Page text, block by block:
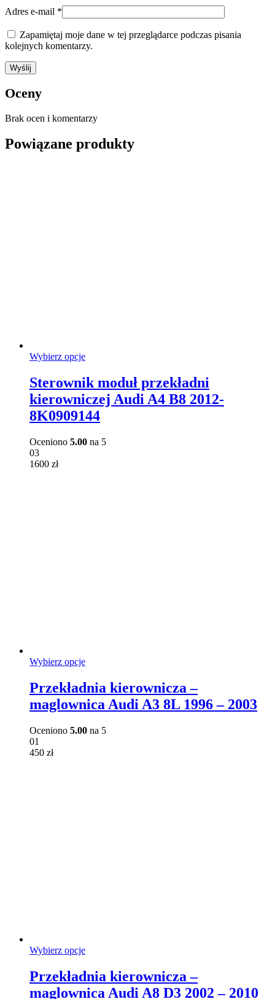
Adres e-mail *
Zapamiętaj moje dane w tej przeglądarce podczas pisania
kolejnych komentarzy.
Oceny
Brak ocen i komentarzy
Powiązane produkty
Wybierz opcjeTen
ma
wiele
wariantów.
Opcje
można
na
Sterownik moduł przekładni
kierowniczej Audi A4 B8 2012-
8K0909144
Oceniono 5.00 na 5
03
1600 zł
Wybierz opcjeTen
ma
wiele
wariantów.
można
Przekładnia kierownicza –
maglownica Audi A3 8L 1996 – 2003
Oceniono 5.00 na 5
01
450 zł
Wybierz opcjeTen
ma
wiele
wariantów.
Przekładnia kierownicza –
maglownica Audi A8 D3 2002 – 2010